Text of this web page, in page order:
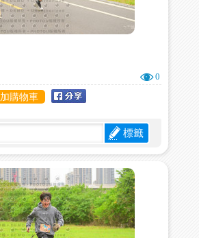
0
加購物車
標籤